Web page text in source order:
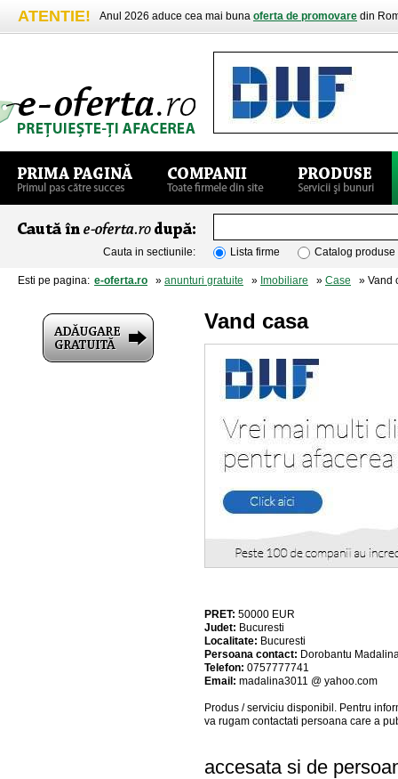
ATENTIE! Anul 2026 aduce cea mai buna oferta de promovare din
Cauta in sectiunile: Lista firme Catalog produse
Esti pe pagina: e-oferta.ro » anunturi gratuite » Imobiliare » Case » Vand
Vand casa
PRET: 50000 EUR
Judet: Bucuresti
Localitate: Bucuresti
Persoana contact: Dorobantu
Telefon: 0757777741
Email: madalina3011 @ yahoo.com
Produs / serviciu disponibil . Pentru
va rugam contactati persoana care a
accesata si de